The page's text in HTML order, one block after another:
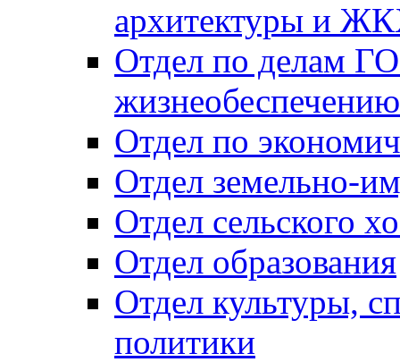
архитектуры и
Отдел по делам
Отдел по
Отдел земельно-
Отдел сельского
Отдел образования
Отдел культуры,
политики